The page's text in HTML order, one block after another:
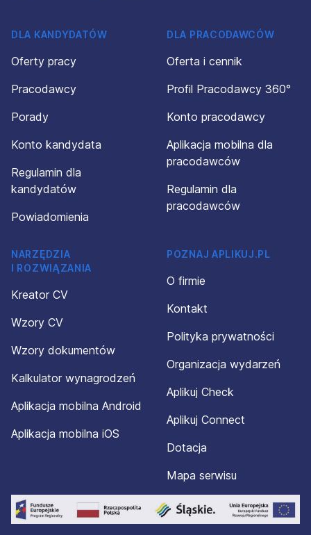
DLA KANDYDATÓW
Oferty pracy
Pracodawcy
Porady
Konto kandydata
Regulamin dla
kandydatów
Powiadomienia
DLA PRACODAWCÓW
Oferta i cennik
Profil Pracodawcy 360°
Konto pracodawcy
Aplikacja mobilna dla
pracodawców
Regulamin dla
pracodawców
NARZĘDZIA
I ROZWIĄZANIA
Kreator CV
Wzory CV
Wzory dokumentów
Kalkulator wynagrodzeń
Aplikacja mobilna Android
Aplikacja mobilna iOS
POZNAJ APLIKUJ.PL
O firmie
Kontakt
Polityka prywatności
Organizacja wydarzeń
Aplikuj Check
Aplikuj Connect
Dotacja
Mapa serwisu